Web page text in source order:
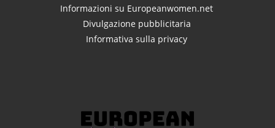
Informazioni su Europeanwomen.net
Divulgazione pubblicitaria
Informativa sulla privacy